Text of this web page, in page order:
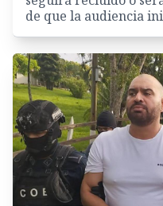
de que la audiencia